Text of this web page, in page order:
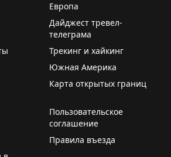
Европа
Дайджест тревел-
телеграма
Трекинг и хайкинг
Южная Америка
Карта открытых границ
Пользовательское
соглашение
Правила въезда